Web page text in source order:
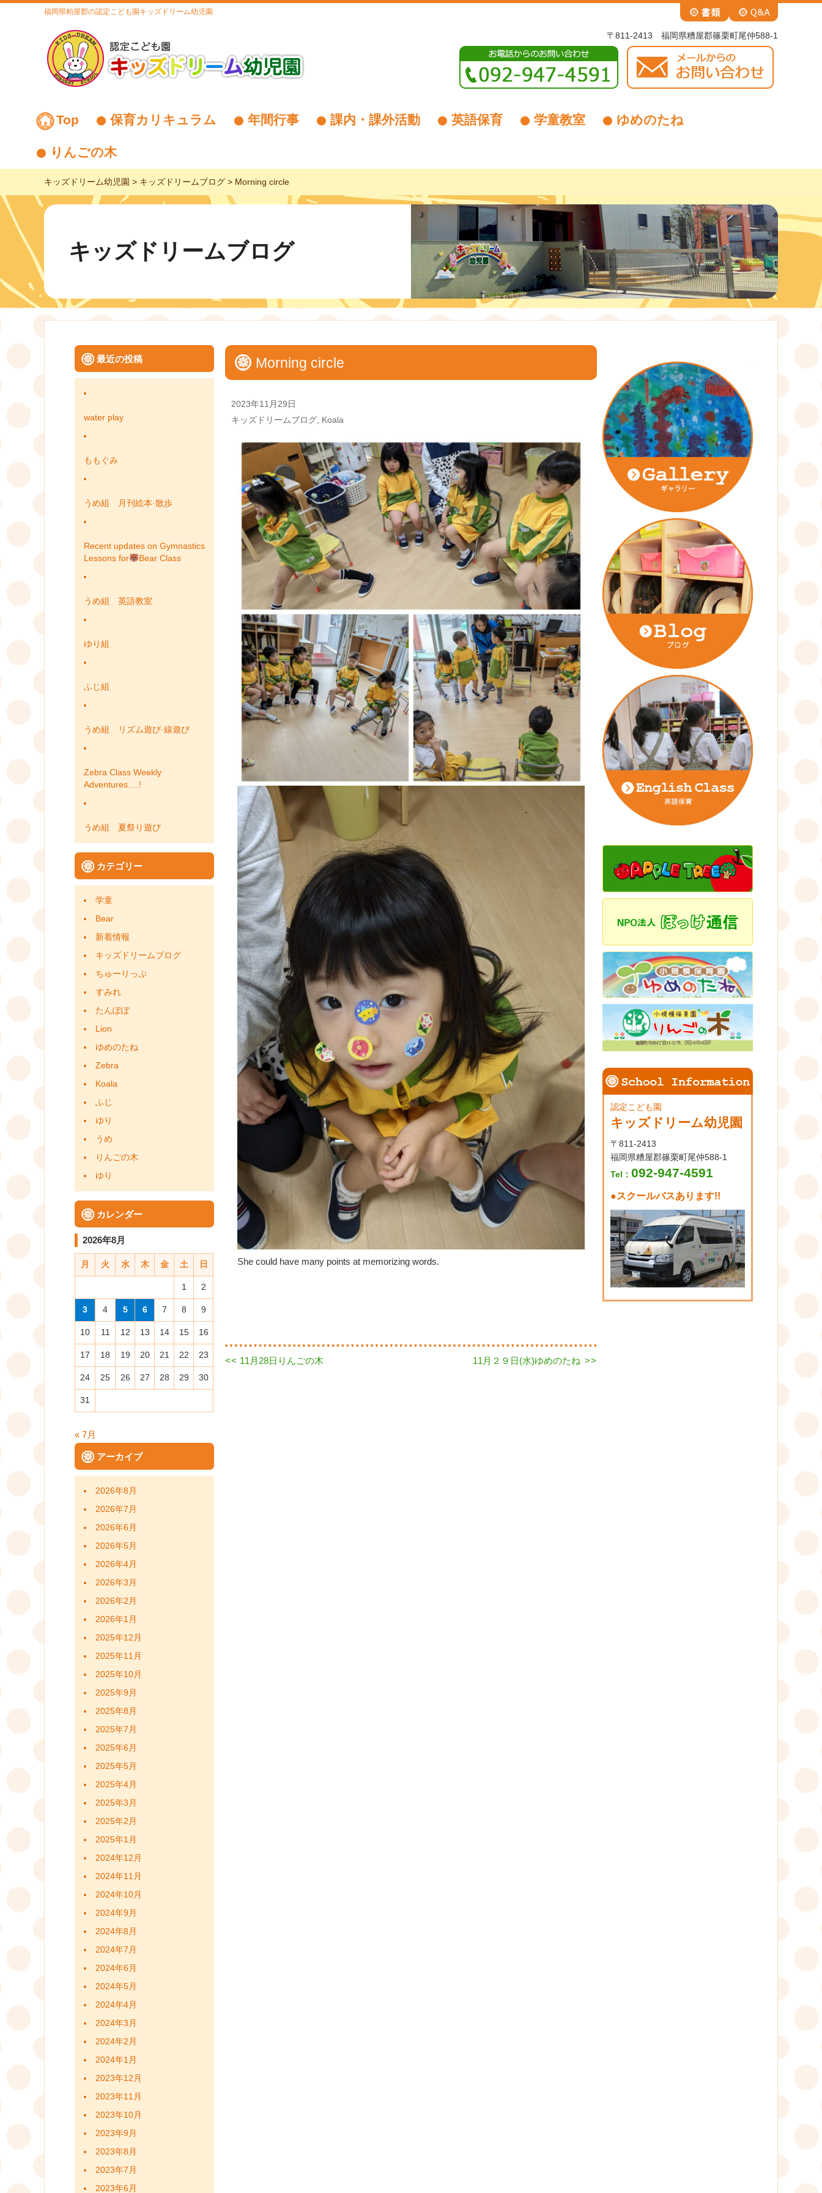
福岡県粕屋郡の認定こども園キッズドリーム幼児園
〒811-2413 福岡県糟屋郡篠栗町尾仲588-1
Top 保育カリキュラム 年間行事 課内・課外活動 英語保育 学童教室 ゆめのたね
りんごの木
キッズドリーム幼児園 > キッズドリームブログ > Morning circle
キッズドリームブログ
最近の投稿
water play
ももぐみ
うめ組 月刊絵本·散歩
Recent updates on Gymnastics
Lessons for
Bear Class
うめ組 英語教室
ゆり組
ふじ組
うめ組 リズム遊び·線遊び
Zebra Class Weekly
Adventures….!
うめ組 夏祭り遊び
カテゴリー
学童
Bear
新着情報
キッズドリームブログ
ちゅーりっぷ
すみれ
たんぽぽ
Lion
ゆめのたね
Zebra
Koala
ふじ
ゆり
うめ
りんごの木
ゆり
カレンダー
2026年8月
月 火 水 木 金 土 日
1 2
3 4 5 6 7 8 9
10 11 12 13 14 15 16
17 18 19 20 21 22 23
24 25 26 27 28 29 30
31
« 7月
アーカイブ
2026年8月
2026年7月
2026年6月
2026年5月
2026年4月
2026年3月
2026年2月
2026年1月
2025年12月
2025年11月
2025年10月
2025年9月
2025年8月
2025年7月
2025年6月
2025年5月
2025年4月
2025年3月
2025年2月
2025年1月
2024年12月
2024年11月
2024年10月
2024年9月
2024年8月
2024年7月
2024年6月
2024年5月
2024年4月
2024年3月
2024年2月
2024年1月
2023年12月
2023年11月
2023年10月
2023年9月
2023年8月
2023年7月
2023年6月
Morning circle
Posted
on
2023年11月29日
Categories
キッズドリームブログ, Koala
She could have many points at memorizing words.
投
Previous
<< 11月28日りんごの木
Next
11月２９日(水)ゆめのたね >>
認定こども園
キッズドリーム幼児園
〒811-2413
福岡県糟屋郡篠栗町尾仲588-1
Tel：092-947-4591
●スクールバスあります!!